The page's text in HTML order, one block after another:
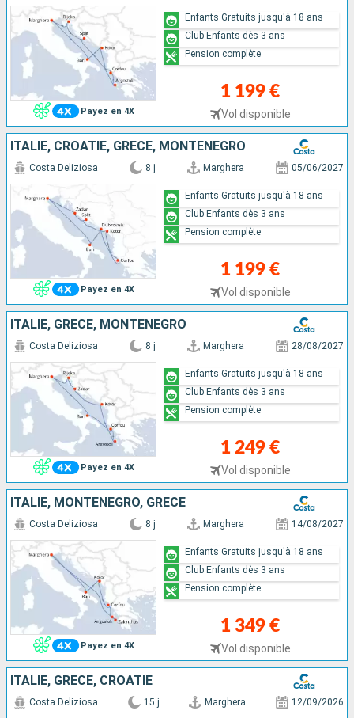
Payez en 4X
1 199 €
Vol disponible
Enfants Gratuits jusqu'à 18 ans
Club Enfants dès 3 ans
Pension complète
ITALIE, CROATIE, GRÈCE, MONTENEGRO
Payez en 4X
Costa Deliziosa 8 j Marghera 05/06/2027
1 199 €
Vol disponible
Enfants Gratuits jusqu'à 18 ans
Club Enfants dès 3 ans
Pension complète
ITALIE, GRÈCE, MONTENEGRO
Payez en 4X
Costa Deliziosa 8 j Marghera 28/08/2027
1 249 €
Vol disponible
Enfants Gratuits jusqu'à 18 ans
Club Enfants dès 3 ans
Pension complète
ITALIE, MONTENEGRO, GRÈCE
Payez en 4X
Costa Deliziosa 8 j Marghera 14/08/2027
1 349 €
Vol disponible
Enfants Gratuits jusqu'à 18 ans
Club Enfants dès 3 ans
Pension complète
ITALIE, GRÈCE, CROATIE
Costa Deliziosa 15 j Marghera 12/09/2026